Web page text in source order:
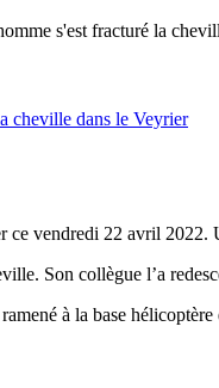
s'est fracturé la
vendredi 22 avril
Son collègue l’a
à la base